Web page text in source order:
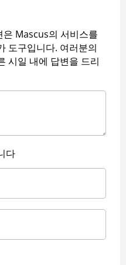
Mascus의 서비스를
도구입니다. 여러분의
시일 내에 답변을 드리
다